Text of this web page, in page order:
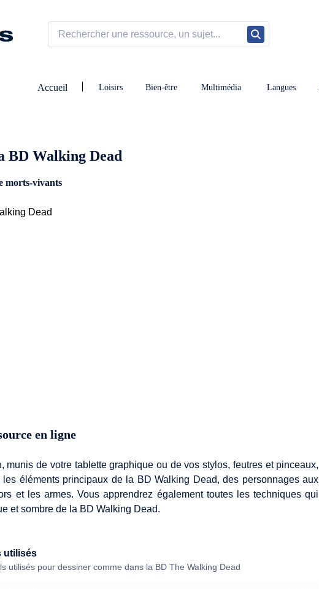
principal
Accueil Loisirs Bien-être Multimédia Langues
BD Walking Dead
morts-vivants
en ligne
munis de votre tablette graphique ou de vos stylos, feutres et pinceaux,
éléments principaux de la BD Walking Dead, des personnages aux
et les armes. Vous apprendrez également toutes les techniques qui
et sombre de la BD Walking Dead.
utilisés
utilisés pour dessiner comme dans la BD The Walking Dead